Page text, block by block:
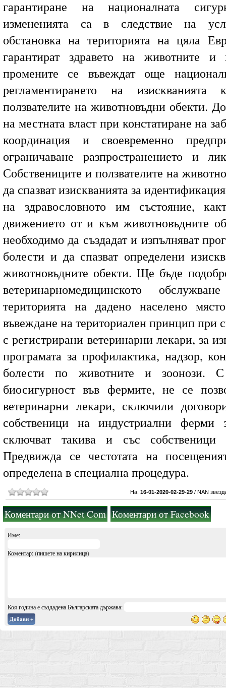
гарантиране на националната
измененията са в следствие на
обстановка на територията на цяла
гарантират здравето на животните
промените се въвеждат още
регламентирането на
ползвателите на животновъдни обекти.
на местната власт при констатиране на
координация и своевременно
ограничаване разпространението и
Собствениците и ползвателите на
да спазват изискванията за
на здравословното им състояние,
движението от и към животновъдните
необходимо да създадат и изпълняват
болести и да спазват определени
животновъдните обекти. Ще бъде
ветеринарномедицинското
територията на дадено населено
въвеждане на териториален принцип при
с регистрирани ветеринарни лекари, за
програмата за профилактика, надзор,
болести по животните и зоонози.
биосигурност във фермите, не се
ветеринарни лекари, сключили
собственици на индустриални
сключват такива и със собственици
Предвижда се честотата на
определена в специална процедура.
На: 16-01-2020-02-29-29 / NAN
Коментари от NNet Com Коментари от Facebook
Име:
Коментар: (пишете на кирилица)
Коя година е създадена Българската държава:
Добави +